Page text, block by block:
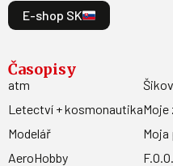
E-shop SK
Časopisy
atm
Letectví + kosmonautika
Modelář
AeroHobby
Moje
Moja